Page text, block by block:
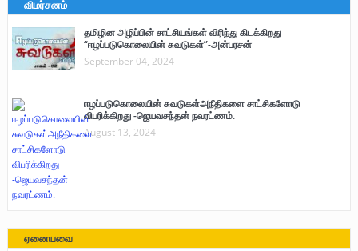
விமர்சனம்
தமிழின அழிப்பின் சாட்சியங்கள் விரிந்து கிடக்கிறது
“ஈழப்படுகொலையின் சுவடுகள்”-அன்பரசன்
September 04, 2024
ஈழப்படுகொலையின் சுவடுகள்அநீதிகளை சாட்சிகளோடு
விபரிக்கிறது -ஜெயவசந்தன் நவரட்ணம்.
August 13, 2024
ஏனையவை